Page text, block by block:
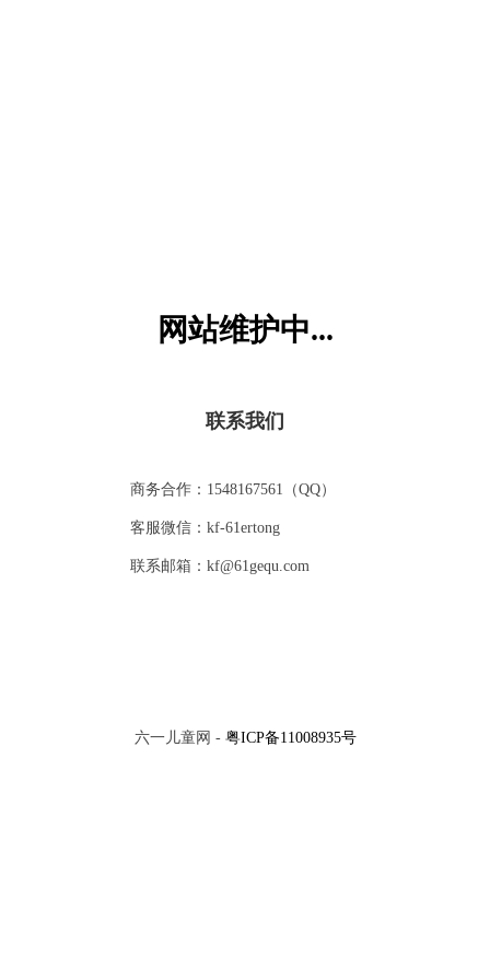
网站维护中...
联系我们
商务合作：1548167561（QQ）
客服微信：kf-61ertong
联系邮箱：kf@61gequ.com
六一儿童网 - 粤ICP备11008935号